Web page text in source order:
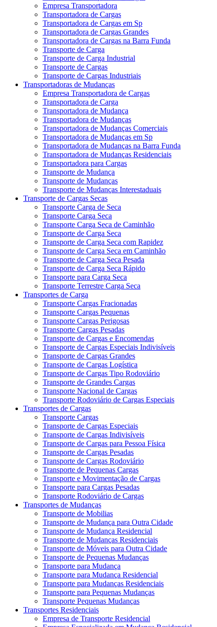
Empresa Transportadora
Transportadora de Cargas
Transportadora de Cargas em Sp
Transportadora de Cargas Grandes
Transportadora de Cargas na Barra Funda
Transporte de Carga
Transporte de Carga Industrial
Transporte de Cargas
Transporte de Cargas Industriais
Transportadoras de Mudanças
Empresa Transportadora de Cargas
Transportadora de Carga
Transportadora de Mudança
Transportadora de Mudanças
Transportadora de Mudanças Comerciais
Transportadora de Mudanças em Sp
Transportadora de Mudanças na Barra Funda
Transportadora de Mudanças Residenciais
Transportadora para Cargas
Transporte de Mudança
Transporte de Mudanças
Transporte de Mudanças Interestaduais
Transporte de Cargas Secas
Transporte Carga de Seca
Transporte Carga Seca
Transporte Carga Seca de Caminhão
Transporte de Carga Seca
Transporte de Carga Seca com Rapidez
Transporte de Carga Seca em Caminhão
Transporte de Carga Seca Pesada
Transporte de Carga Seca Rápido
Transporte para Carga Seca
Transporte Terrestre Carga Seca
Transportes de Carga
Transporte Cargas Fracionadas
Transporte Cargas Pequenas
Transporte Cargas Perigosas
Transporte Cargas Pesadas
Transporte de Cargas e Encomendas
Transporte de Cargas Especiais Indivisíveis
Transporte de Cargas Grandes
Transporte de Cargas Logística
Transporte de Cargas Tipo Rodoviário
Transporte de Grandes Cargas
Transporte Nacional de Cargas
Transporte Rodoviário de Cargas Especiais
Transportes de Cargas
Transporte Cargas
Transporte de Cargas Especiais
Transporte de Cargas Indivisíveis
Transporte de Cargas para Pessoa Física
Transporte de Cargas Pesadas
Transporte de Cargas Rodoviário
Transporte de Pequenas Cargas
Transporte e Movimentação de Cargas
Transporte para Cargas Pesadas
Transporte Rodoviário de Cargas
Transportes de Mudanças
Transporte de Mobilias
Transporte de Mudança para Outra Cidade
Transporte de Mudança Residencial
Transporte de Mudanças Residenciais
Transporte de Móveis para Outra Cidade
Transporte de Pequenas Mudanças
Transporte para Mudança
Transporte para Mudança Residencial
Transporte para Mudanças Residenciais
Transporte para Pequenas Mudanças
Transporte Pequenas Mudanças
Transportes Residenciais
Empresa de Transporte Residencial